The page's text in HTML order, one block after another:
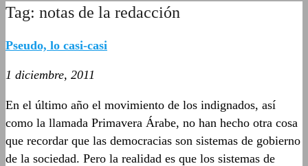
Tag: notas de la redacción
Pseudo, lo casi-casi
1 diciembre, 2011
En el último año el movimiento de los indignados, así
como la llamada Primavera Árabe, no han hecho otra cosa
que recordar que las democracias son sistemas de gobierno
de la sociedad. Pero la realidad es que los sistemas de